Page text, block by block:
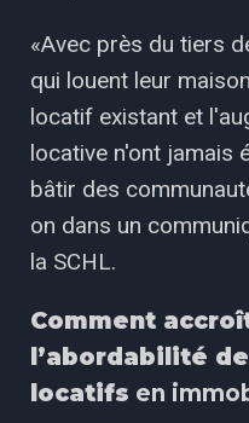
«Avec près du tiers
qui louent leur
locatif existant et
locative n'ont jamais
bâtir des
on dans un
la SCHL.
Comment
l’abordabilité
locatifs en